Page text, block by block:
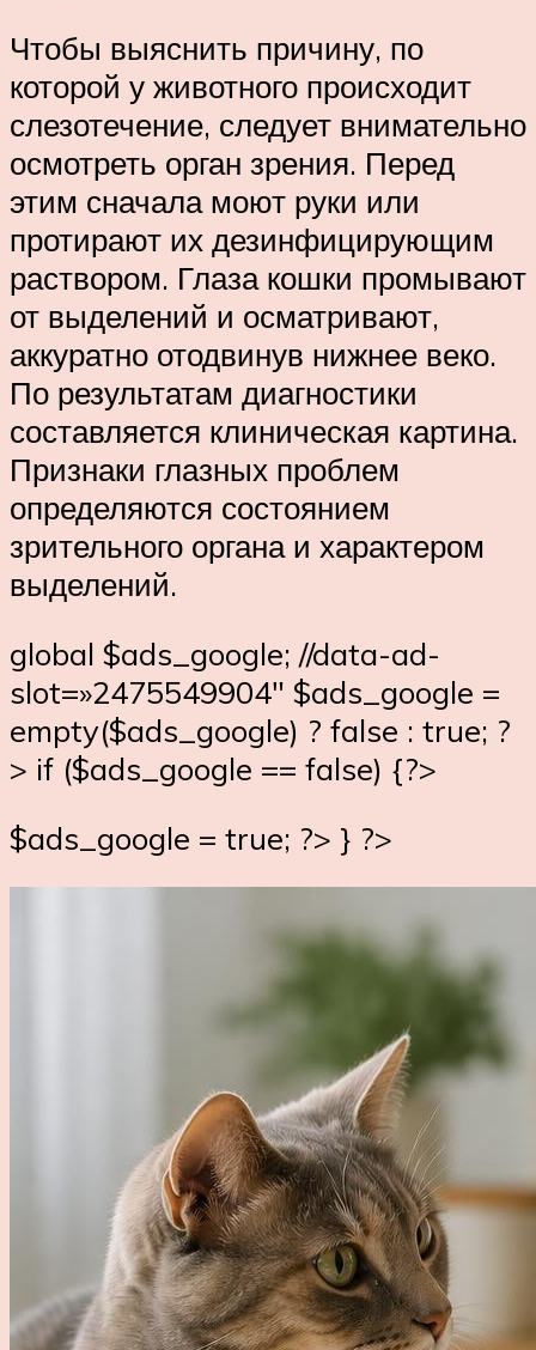
Чтобы выяснить причину, по
которой у животного происходит
слезотечение, следует внимательно
осмотреть орган зрения. Перед
этим сначала моют руки или
протирают их дезинфицирующим
раствором. Глаза кошки промывают
от выделений и осматривают,
аккуратно отодвинув нижнее веко.
По результатам диагностики
составляется клиническая картина.
Признаки глазных проблем
определяются состоянием
зрительного органа и характером
выделений.
global $ads_google; //data-ad-
slot=»2475549904″ $ads_google =
empty($ads_google) ? false : true; ?
> if ($ads_google == false) {?>
$ads_google = true; ?> } ?>